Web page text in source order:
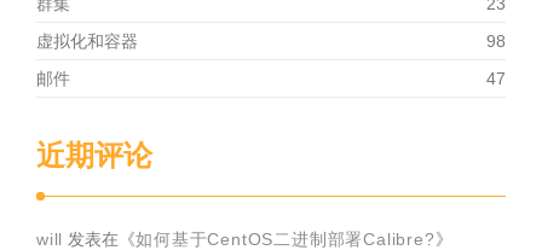
虚拟化和容器
98
邮件
47
近期评论
will 发表在《如何基于CentOS二进制部署Calibre?》